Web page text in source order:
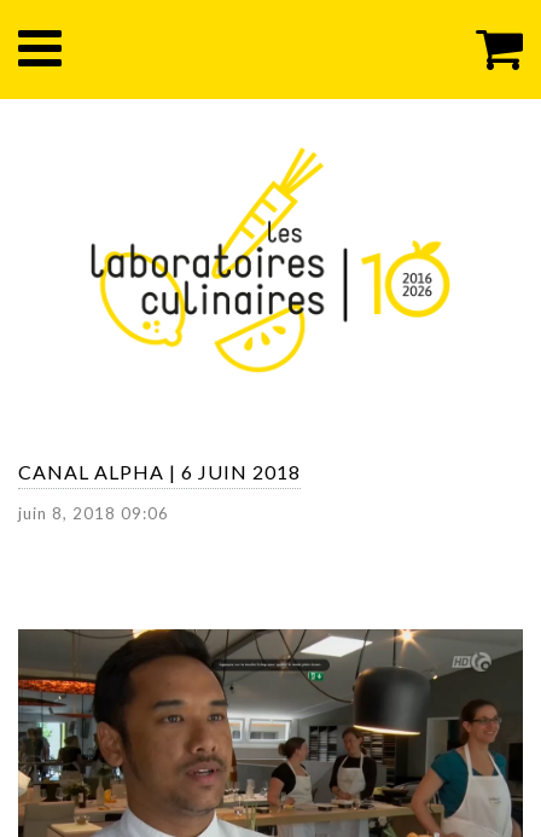
CANAL ALPHA | 6 JUIN 2018
juin 8, 2018 09:06